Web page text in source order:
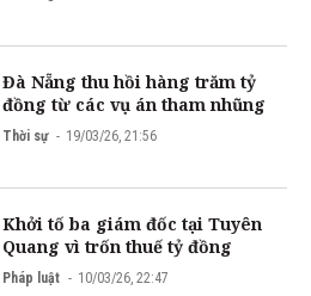
Đà Nẵng thu hồi hàng trăm tỷ
đồng từ các vụ án tham nhũng
Thời sự 19/03/26, 21:56
Khởi tố ba giám đốc tại Tuyên
Quang vì trốn thuế tỷ đồng
Pháp luật 10/03/26, 22:47